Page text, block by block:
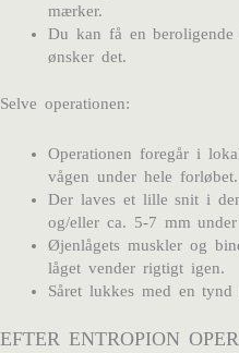
mærker.
Du kan få en
ønsker det.
Selve operationen:
Operationen foregår i
vågen under hele forløbet.
Der laves et lille snit i
og/eller ca. 5-7 mm
Øjenlågets muskler og
låget vender rigtigt igen.
Såret lukkes med en tynd
EFTER ENTROPION